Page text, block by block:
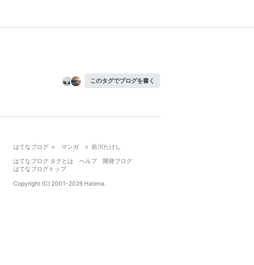
このタグでブログを書く
はてなブログ > マンガ > 前川たけし
はてなブログ タグとは
ヘルプ
開発ブログ
はてなブログトップ
Copyright (C) 2001-2026 Hatena.